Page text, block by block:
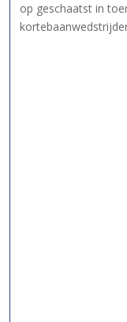
op geschaatst in